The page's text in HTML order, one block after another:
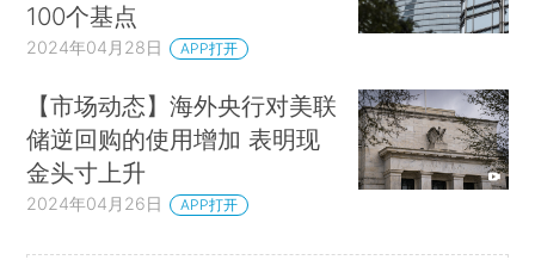
100个基点
2024年04月28日 APP打开
【市场动态】海外央行对美联
储逆回购的使用增加 表明现
金头寸上升
2024年04月26日 APP打开